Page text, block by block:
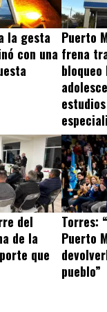
la gesta
con una
Puerto
frena
bloqueo
del
de la
que
Torres:
Puerto
pueblo”